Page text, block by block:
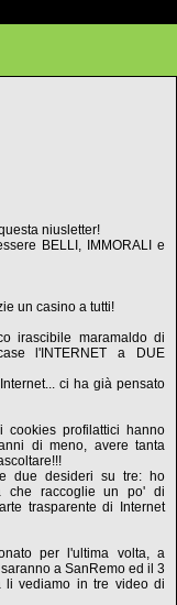
niusletter!
BELLI, IMMORALI e
un casino a tutti!
irascibile maramaldo di
l'INTERNET a DUE
ci ha già pensato
profilattici hanno
di meno, avere tanta
due desideri su tre: ho
che raccoglie un po' di
trasparente di Internet
per l'ultima volta, a
a SanRemo ed il 3
li vediamo in tre video di